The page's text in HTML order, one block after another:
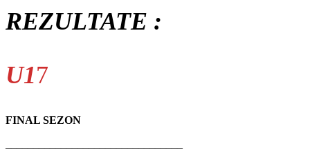
REZULTATE :
U17
FINAL SEZON